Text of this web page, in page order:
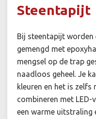
Steentapijt
Bij steentapijt worden
gemengd met
mengsel op de trap
naadloos geheel. Je
kleuren en het is
combineren met
een warme uitstraling